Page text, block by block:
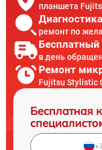
планшета
ремонт по
в день
Ремонт
Fujitsu Stylistic
Бесплатная